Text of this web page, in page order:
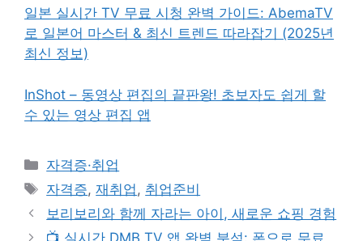
일본 실시간 TV 무료 시청 완벽 가이드: AbemaTV
로 일본어 마스터 & 최신 트렌드 따라잡기 (2025년
최신 정보)
InShot – 동영상 편집의 끝판왕! 초보자도 쉽게 할
수 있는 영상 편집 앱
카
테
고
리
자격증·취업
태
그
자격증,재취업 , 취업준비
보리보리와 함께 자라는 아이, 새로운 쇼핑 경험
📺 실시간 DMB TV 앱 완벽 분석: 폰으로 무료